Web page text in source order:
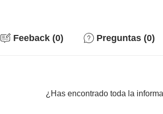
Feeback (0) Preguntas (0)
¿Has encontrado toda la